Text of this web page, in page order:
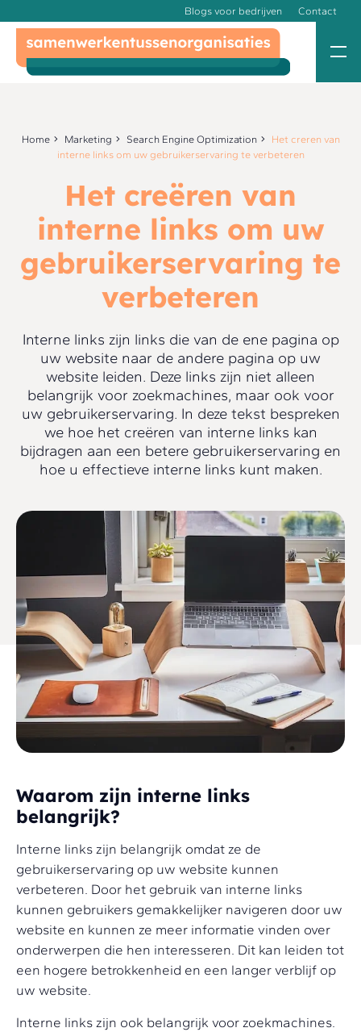
Blogs voor bedrijven Contact
Home Marketing Search Engine Optimization
Het creren van
interne links om uw gebruikerservaring te verbeteren
Het creëren van
interne links om uw
gebruikerservaring te
verbeteren
Interne links zijn links die van de ene pagina op
uw website naar de andere pagina op uw
website leiden. Deze links zijn niet alleen
belangrijk voor zoekmachines, maar ook voor
uw gebruikerservaring. In deze tekst bespreken
we hoe het creëren van interne links kan
bijdragen aan een betere gebruikerservaring en
hoe u effectieve interne links kunt maken.
Waarom zijn interne links
belangrijk?
Interne links zijn belangrijk omdat ze de
gebruikerservaring op uw website kunnen
verbeteren. Door het gebruik van interne links
kunnen gebruikers gemakkelijker navigeren door uw
website en kunnen ze meer informatie vinden over
onderwerpen die hen interesseren. Dit kan leiden tot
een hogere betrokkenheid en een langer verblijf op
uw website.
Interne links zijn ook belangrijk voor zoekmachines.